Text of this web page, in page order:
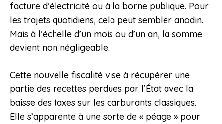
facture d’électricité ou à la borne publique. Pour
les trajets quotidiens, cela peut sembler anodin.
Mais à l’échelle d’un mois ou d’un an, la somme
devient non négligeable.
Cette nouvelle fiscalité vise à récupérer une
partie des recettes perdues par l’État avec la
baisse des taxes sur les carburants classiques.
Elle s’apparente à une sorte de « péage » pour